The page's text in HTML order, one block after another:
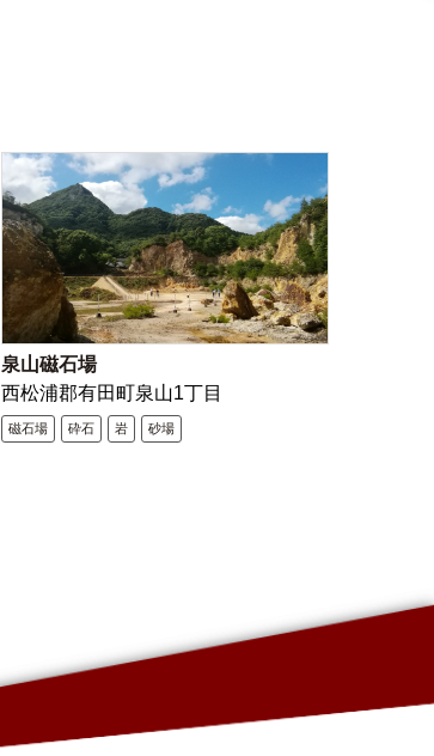
泉山磁石場
西松浦郡有田町泉山1丁目
磁石場 砕石 岩 砂場